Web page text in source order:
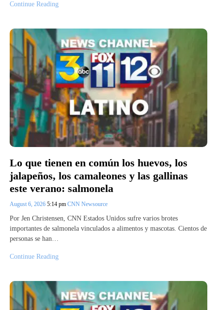
Continue Reading
Lo que tienen en común los huevos, los
jalapeños, los camaleones y las gallinas
este verano: salmonela
August 6, 2026 5:14 pm CNN Newsource
Por Jen Christensen, CNN Estados Unidos sufre varios brotes
importantes de salmonela vinculados a alimentos y mascotas. Cientos de
personas se han…
Continue Reading